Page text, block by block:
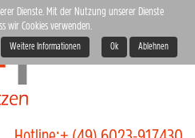
Dienste. Mit der Nutzung unserer Dienste
wir Cookies verwenden.
Weitere Informationen Ok Ablehnen